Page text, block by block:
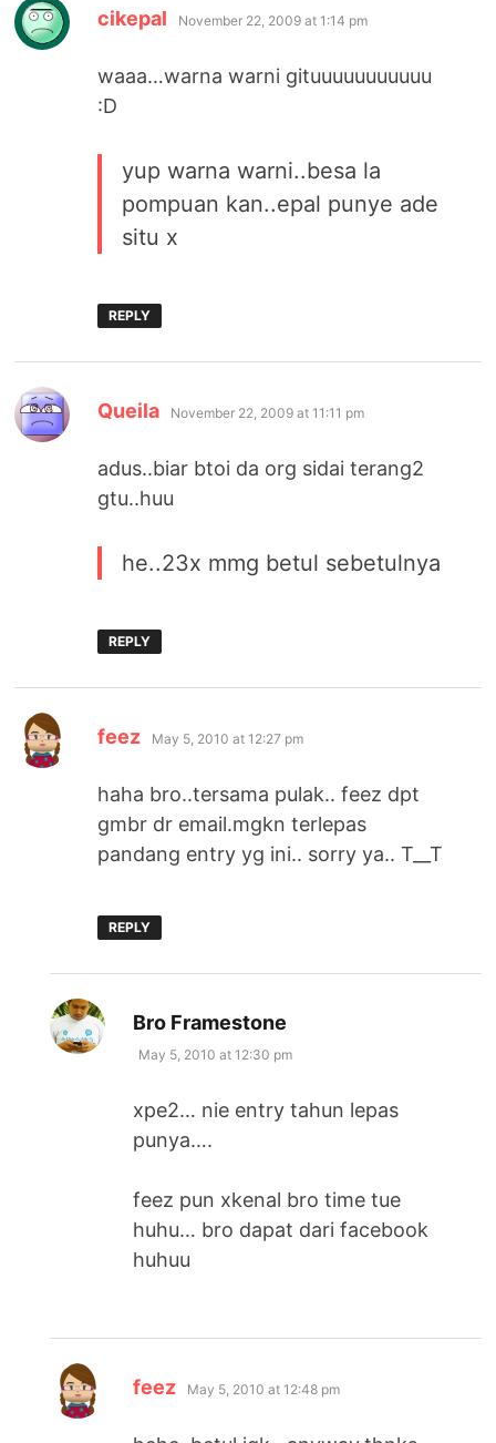
cikepal says:
November 22, 2009 at 1:14 pm
waaa…warna warni gituuuuuuuuuuu
:D
yup warna warni..besa la
pompuan kan..epal punye ade
situ x
REPLY
Queila says:
November 22, 2009 at 11:11 pm
adus..biar btoi da org sidai terang2
gtu..huu
he..23x mmg betul sebetulnya
REPLY
feez says:
May 5, 2010 at 12:27 pm
haha bro..tersama pulak.. feez dpt
gmbr dr email.mgkn terlepas
pandang entry yg ini.. sorry ya.. T__T
REPLY
Bro Framestone
May 5, 2010 at 12:30 pm
xpe2… nie entry tahun lepas
punya….
feez pun xkenal bro time tue
huhu… bro dapat dari facebook
huhuu
feez says:
May 5, 2010 at 12:48 pm